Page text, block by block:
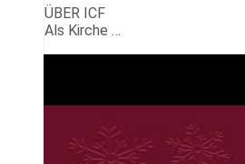
ÜBER ICF
Als Kirche …